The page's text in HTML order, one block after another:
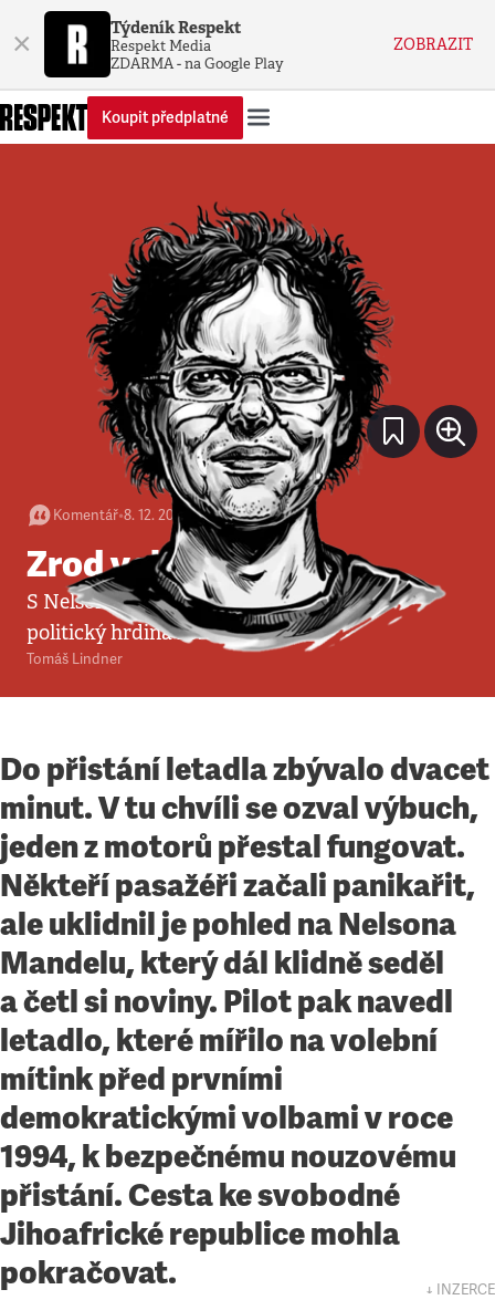
× Týdeník Respekt
Respekt Media
ZDARMA - na Google Play
ZOBRAZIT
Koupit předplatné
Komentář•8. 12. 2013 •7minut
Zrod velikána
S Nelsonem Mandelou odchází poslední
politický hrdina 20. století
Tomáš Lindner
Do přistání letadla zbývalo dvacet
minut. V tu chvíli se ozval výbuch,
jeden z motorů přestal fungovat.
Někteří pasažéři začali panikařit,
ale uklidnil je pohled na Nelsona
Mandelu, který dál klidně seděl
a četl si noviny. Pilot pak navedl
letadlo, které mířilo na volební
mítink před prvními
demokratickými volbami v roce
1994, k bezpečnému nouzovému
přistání. Cesta ke svobodné
Jihoafrické republice mohla
pokračovat.
↓ INZERCE